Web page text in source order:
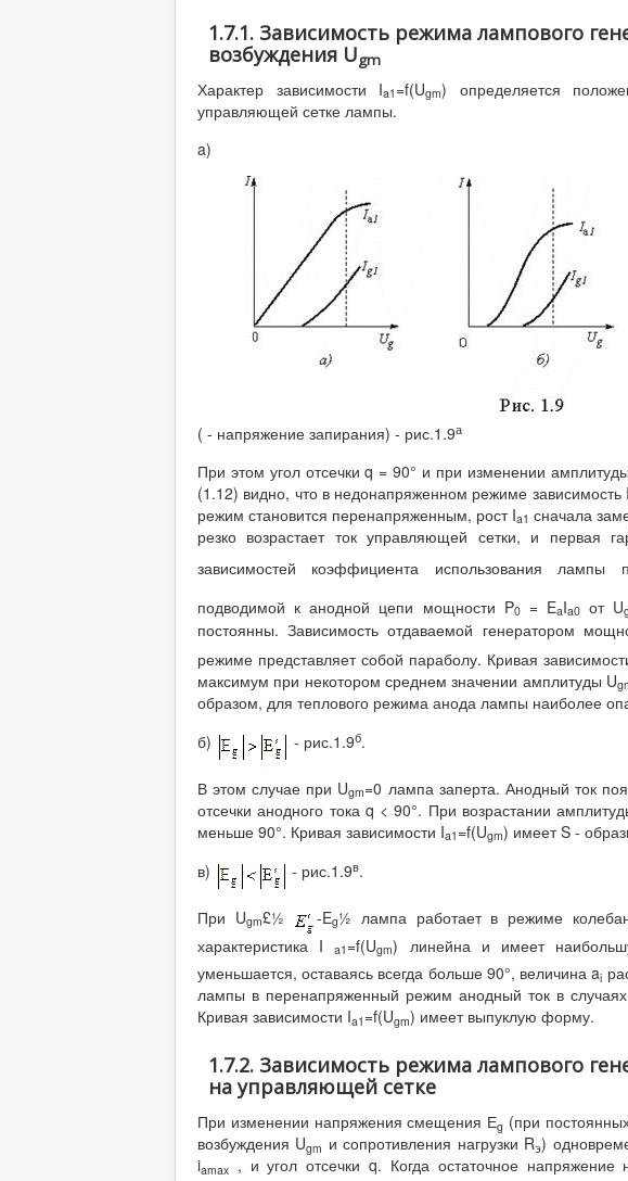
1.7.1. Зависимость режима лампового
возбуждения Ugm
Характер зависимости Ia1 =f(Ugm) определяется
управляющей сетке лампы.
a)
( - напряжение запирания) - рис.1.9а
При этом угол отсечки q = 90° и при изменении
(1.12) видно, что в недонапряженном режиме зависимость
режим становится перенапряженным, рост Ia1 сначала
резко возрастает ток управляющей сетки, и первая
зависимостей коэффициента использования
подводимой к анодной цепи мощности P0= EaIa0 от U
постоянны. Зависимость отдаваемой генератором
режиме представляет собой параболу. Кривая
максимум при некотором среднем значении амплитуды U
образом, для теплового режима анода лампы наиболее
б)
- рис.1.9б.
В этом случае при Ugm=0 лампа заперта. Анодный ток
отсечки анодного тока q < 90°. При возрастании
меньше 90°. Кривая зависимости Ia1 =f(Ugm) имеет S -
в)
- рис.1.9в.
При Ugm£½ -Eg½ лампа работает в режиме
характеристика Ia1 =f(Ugm) линейна и имеет
уменьшается, оставаясь всегда больше 90°, величина ai
лампы в перенапряженный режим анодный ток в
Кривая зависимости Ia1 =f(Ugm) имеет выпуклую форму.
1.7.2. Зависимость режима лампового
на управляющей сетке
При изменении напряжения смещения Еg (при
возбуждения Ugm и сопротивления нагрузки Rэ)
iamax , и угол отсечки q. Когда остаточное